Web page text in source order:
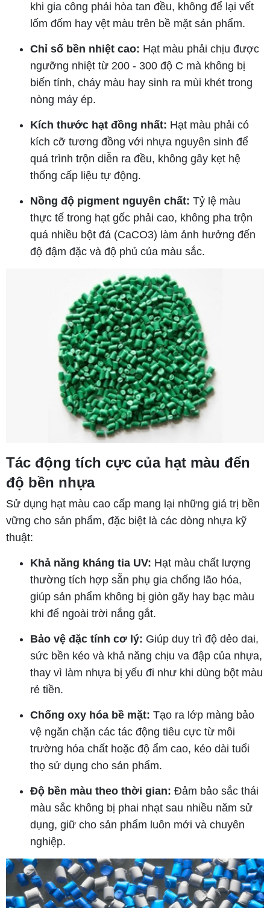
khi gia công phải hòa tan đều, không để lại vết
lốm đốm hay vệt màu trên bề mặt sản phẩm.
Chỉ số bền nhiệt cao: Hạt màu phải chịu được
ngưỡng nhiệt từ 200 - 300 độ C mà không bị
biến tính, cháy màu hay sinh ra mùi khét trong
nòng máy ép.
Kích thước hạt đồng nhất: Hạt màu phải có
kích cỡ tương đồng với nhựa nguyên sinh để
quá trình trộn diễn ra đều, không gây kẹt hệ
thống cấp liệu tự động.
Nồng độ pigment nguyên chất: Tỷ lệ màu
thực tế trong hạt gốc phải cao, không pha trộn
quá nhiều bột đá (CaCO3) làm ảnh hưởng đến
độ đậm đặc và độ phủ của màu sắc.
Tác động tích cực của hạt màu đến
độ bền nhựa
Sử dụng hạt màu cao cấp mang lại những giá trị bền
vững cho sản phẩm, đặc biệt là các dòng nhựa kỹ
thuật:
Khả năng kháng tia UV: Hạt màu chất lượng
thường tích hợp sẵn phụ gia chống lão hóa,
giúp sản phẩm không bị giòn gãy hay bạc màu
khi để ngoài trời nắng gắt.
Bảo vệ đặc tính cơ lý: Giúp duy trì độ dẻo dai,
sức bền kéo và khả năng chịu va đập của nhựa,
thay vì làm nhựa bị yếu đi như khi dùng bột màu
rẻ tiền.
Chống oxy hóa bề mặt: Tạo ra lớp màng bảo
vệ ngăn chặn các tác động tiêu cực từ môi
trường hóa chất hoặc độ ẩm cao, kéo dài tuổi
thọ sử dụng cho sản phẩm.
Độ bền màu theo thời gian: Đảm bảo sắc thái
màu sắc không bị phai nhạt sau nhiều năm sử
dụng, giữ cho sản phẩm luôn mới và chuyên
nghiệp.